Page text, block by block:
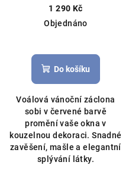
červenáHotová vánoční
záclona, vánoční dekorace
1 290 Kč
Objednáno
Do košíku
Voálová vánoční záclona
sobi v červené barvě
promění vaše okna v
kouzelnou dekoraci. Snadné
zavěšení, mašle a elegantní
splývání látky.